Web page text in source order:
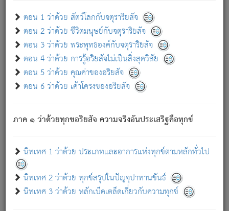
ตอน 1 ว่าด้วย สัตว์โลกกับจตุราริยสัจ
ตอน 2 ว่าด้วย ชีวิตมนุษย์กับจตุราริยสัจ
ตอน 3 ว่าด้วย พระพุทธองค์กับจตุราริยสัจ
ตอน 4 ว่าด้วย การรู้อริยสัจไม่เป็นสิ่งสุดวิสัย
ตอน 5 ว่าด้วย คุณค่าของอริยสัจ
ตอน 6 ว่าด้วย เค้าโครงของอริยสัจ
ภาค ๑ ว่าด้วยทุกขอริยสัจ ความจริงอันประเสริฐคือทุกข์
นิทเทศ 1 ว่าด้วย ประเภทและอาการแห่งทุกข์ตามหลักทั่วไป
นิทเทศ 2 ว่าด้วย ทุกข์สรุปในปัญจุปาทานขันธ์
นิทเทศ 3 ว่าด้วย หลักเบ็ดเตล็ดเกี่ยวกับความทุกข์
เขาเพลิดเพลินยิ่งนักในสิ่งใด สิ่งนั้นเป็นภัย (ที่เขาไม่รู้จัก)
เขากลัวต่อสิ่งใดสิ่งนั้นเป็นทุกข์
พรหมจรรย์นี้ อันบุคคลย่อมประพฤติ ก็เพื่อการละขาดซึ่ง
ภพ.
สมณะหรือพราหมณ์เหล่าใด กล่าวความหลุดพ้นจากภพว่า
มีได้เพราะภพ เรากล่าวว่า สมณะหรือพราหมณ์ทั้งปวงนั้น
มิใช่ผู้หลดพ้นจากภพ.
ภพ ว่ามีได้เพราะวิภพ[2]: เรากล่าวว่า สมณะหรือพราหมณ์ทั้ง
ปวงนั้น ก็ยังสลัดภพออกไปไม่ได้.
ก็ทุกข์นี้มีขึ้น เพราะอาศัยซึ่งอุปธิทั้งปวง.
เพราะความสิ้นไปแห่งอุปาทานทั้งปวง ความเกิดขึ้นแห่ง
ทุกข์จึงไม่มี.
ท่านจงดูโลกนี้เถิด (จะเห็นว่า) สัตว์ทั้งหลายอันอวิชาหนา
แน่นบังหนาแล้ว; และว่า สัตว์ผู้ยินดีในภพอันเป็นแล้วนั้น ย่อม